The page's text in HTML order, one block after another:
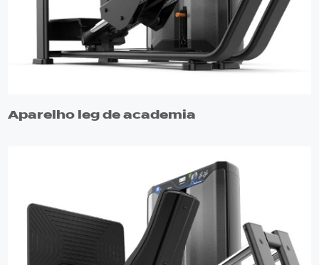
Aparelho leg de academia